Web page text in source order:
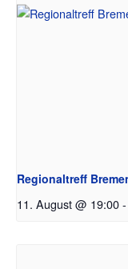
Regionaltreff
11. August @ 19:00-